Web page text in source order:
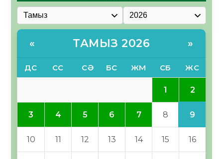
« ТАМЫЗ 2026 »
ДС СС СӘ БС ЖМ СБ ЖС
1 2
3 4 5 6 7 8 9
10 11 12 13 14 15 16